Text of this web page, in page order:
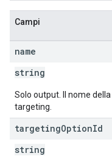
Campi
name
string
Solo output. Il nome
targeting.
targetingOptionId
string